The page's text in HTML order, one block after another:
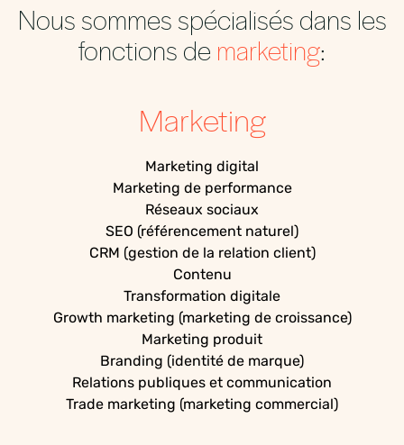
Nous sommes spécialisés dans les
fonctions de marketing:
Marketing
Marketing digital
Marketing de performance
Réseaux sociaux
SEO (référencement naturel)
CRM (gestion de la relation client)
Contenu
Transformation digitale
Growth marketing (marketing de croissance)
Marketing produit
Branding (identité de marque)
Relations publiques et communication
Trade marketing (marketing commercial)